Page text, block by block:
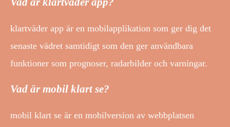
klartväder app är en mobilapplikation som ger dig det
senaste vädret samtidigt som den ger användbara
funktioner som prognoser, radarbilder och varningar.
Vad är mobil klart se?
mobil klart se är en mobilversion av webbplatsen